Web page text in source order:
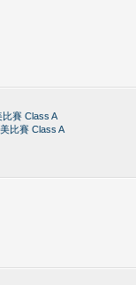
賽 Class A
比賽 Class A